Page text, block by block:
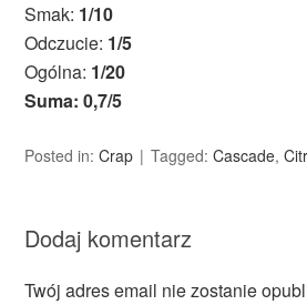
Smak: 1/10
Odczucie: 1/5
Ogólna: 1/20
Suma: 0,7/5
Posted in:Crap Tagged:Cascade,
Dodaj komentarz
Twój adres email nie zostanie